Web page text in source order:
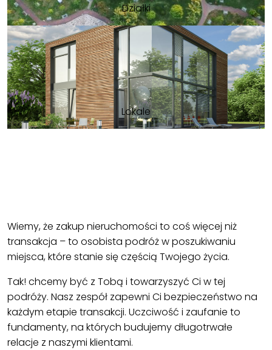
Działki
Lokale
Wiemy, że zakup nieruchomości to coś więcej niż
transakcja – to osobista podróż w poszukiwaniu
miejsca, które stanie się częścią Twojego życia.
Tak! chcemy być z Tobą i towarzyszyć Ci w tej
podróży. Nasz zespół zapewni Ci bezpieczeństwo na
każdym etapie transakcji. Uczciwość i zaufanie to
fundamenty, na których budujemy długotrwałe
relacje z naszymi klientami.